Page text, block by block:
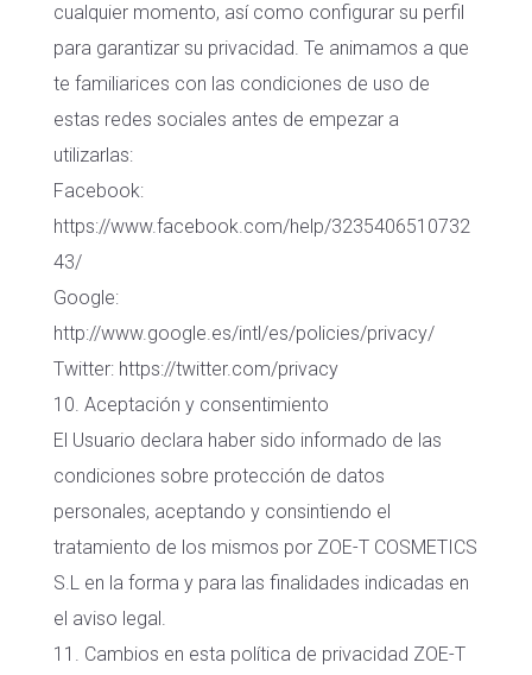
cualquier momento, así como configurar su perfil
para garantizar su privacidad. Te animamos a que
te familiarices con las condiciones de uso de
estas redes sociales antes de empezar a
utilizarlas:
Facebook:
https://www.facebook.com/help/3235406510732
43/
Google:
http://www.google.es/intl/es/policies/privacy/
Twitter: https://twitter.com/privacy
10. Aceptación y consentimiento
El Usuario declara haber sido informado de las
condiciones sobre protección de datos
personales, aceptando y consintiendo el
tratamiento de los mismos por ZOE-T COSMETICS
S.L en la forma y para las finalidades indicadas en
el aviso legal.
11. Cambios en esta política de privacidad ZOE-T